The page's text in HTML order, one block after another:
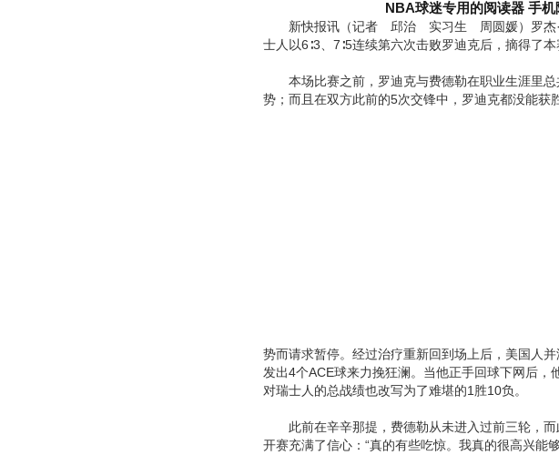
NBA球迷专用的阅读器 手机
新快报讯（记者 邱治 实习生 周圆媛）罗杰·
士人以6∶3、7∶5连续第六次击败罗迪克后，摘得了
本场比赛之前，罗迪克与费德勒在职业生涯里总
势；而且在双方此前的5次交锋中，罗迪克都没能获胜
势而请求暂停。经过治疗重新回到场上后，美国人
发出4个ACE球来力挽狂澜。当他正手回球下网后，
对瑞士人的总战绩也改写为了难堪的1胜10负。
此前在辛辛那提，费德勒从未进入过前三轮，而
开赛充满了信心：“真的有些吃惊。我真的很高兴能